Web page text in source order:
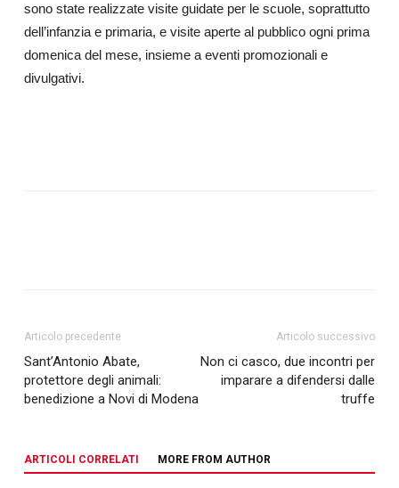
sono state realizzate visite guidate per le scuole, soprattutto
dell’infanzia e primaria, e visite aperte al pubblico ogni prima
domenica del mese, insieme a eventi promozionali e
divulgativi.
Articolo precedente
Sant’Antonio Abate,
protettore degli animali:
benedizione a Novi di Modena
Articolo successivo
Non ci casco, due incontri per
imparare a difendersi dalle
truffe
ARTICOLI CORRELATI MORE FROM AUTHOR